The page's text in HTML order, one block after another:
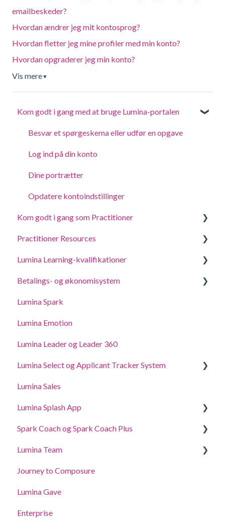
emailbeskeder?
Hvordan ændrer jeg mit kontosprog?
Hvordan fletter jeg mine profiler med min konto?
Hvordan opgraderer jeg min konto?
Vis mere▼
Kom godt i gang med at bruge Lumina-portalen
Besvar et spørgeskema eller udfør en opgave
Log ind på din konto
Dine portrætter
Opdatere kontoindstillinger
Kom godt i gang som Practitioner
Opret et projekt, inviter deltagere og få adgang til
Practitioner Resources
Coaching- og workshopvejledninger
Lumina Learning-kvalifikationer
Online læringsportal (LLXP)
Betalings- og økonomisystem
Køb og tilføjelse af point
Lumina Spark
Lumina Emotion
Lumina Leader og Leader 360
Lumina Select og Applicant Tracker System
Applicant Tracker System
Lumina Select Explainer
Lumina Sales
Lumina Splash App
For deltagere
For Practitioners
Spark Coach og Spark Coach Plus
Guides and Demos
Spark Coach
Spark Coach Plus
Lumina Team
Opret, se eller rediger et team
Andre Lumina Team funktioner
Journey to Composure
Lumina Gave
Enterprise